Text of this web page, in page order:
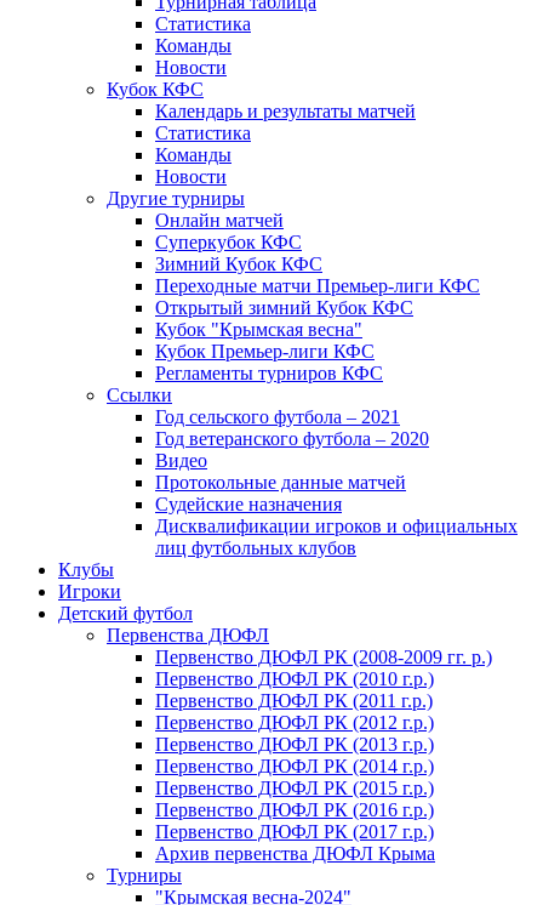
Статистика
Команды
Новости
Кубок КФС
Календарь и результаты матчей
Статистика
Команды
Новости
Другие турниры
Онлайн матчей
Суперкубок КФС
Зимний Кубок КФС
Переходные матчи Премьер-лиги КФС
Открытый зимний Кубок КФС
Кубок "Крымская весна"
Кубок Премьер-лиги КФС
Регламенты турниров КФС
Ссылки
Год сельского футбола – 2021
Год ветеранского футбола – 2020
Видео
Протокольные данные матчей
Судейские назначения
Дисквалификации игроков и официальных
лиц футбольных клубов
Клубы
Игроки
Детский футбол
Первенства ДЮФЛ
Первенство ДЮФЛ РК (2008-2009 гг. р.)
Первенство ДЮФЛ РК (2010 г.р.)
Первенство ДЮФЛ РК (2011 г.р.)
Первенство ДЮФЛ РК (2012 г.р.)
Первенство ДЮФЛ РК (2013 г.р.)
Первенство ДЮФЛ РК (2014 г.р.)
Первенство ДЮФЛ РК (2015 г.р.)
Первенство ДЮФЛ РК (2016 г.р.)
Первенство ДЮФЛ РК (2017 г.р.)
Архив первенства ДЮФЛ Крыма
Турниры
"Крымская весна-2024"